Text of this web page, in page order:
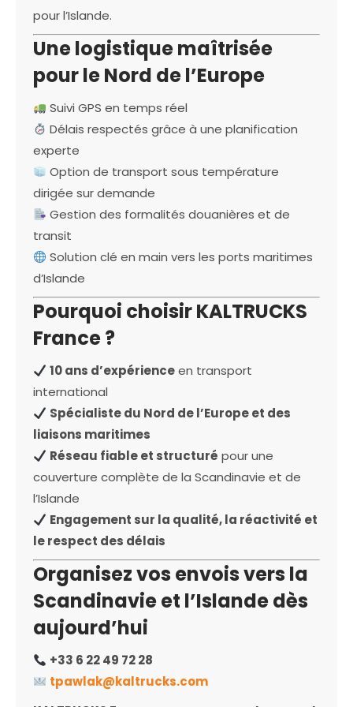
pour l’Islande.
Une logistique maîtrisée
pour le Nord de l’Europe
Suivi GPS en temps réel
Délais respectés grâce à une planification
experte
Option de transport sous température
dirigée sur demande
Gestion des formalités douanières et de
transit
Solution clé en main vers les ports maritimes
d’Islande
Pourquoi choisir KALTRUCKS
France ?
10 ans d’expérienceen transport
international
Spécialiste du Nord de l’Europe et des
liaisons maritimes
Réseau fiable et structuré pour une
couverture complète de la Scandinavie et de
l’Islande
Engagement sur la qualité, la réactivité et
le respect des délais
Organisez vos envois vers la
Scandinavie et l’Islande dès
aujourd’hui
+33 6 22 49 72 28
tpawlak@kaltrucks.com